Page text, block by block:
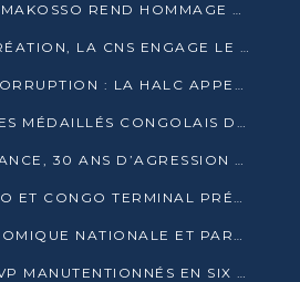
ANATOLE COLLINET MAKOSSO REND HOMMAGE À JEAN-PAUL PIGASSE
70 ANS APRÈS SA CRÉATION, LA CNS ENGAGE LE VIRAGE DE LA DIGITALISATION
LUTTE CONTRE LA CORRUPTION : LA HALC APPELLE À PASSER DES DISCOURS AUX ACTES
LA SNPC CÉLÈBRE LES MÉDAILLÉS CONGOLAIS DES OLYMPIADES PANAFRICAINES DE MATHÉMATIQUES 2026
66 ANS D’INDÉPENDANCE, 30 ANS D’AGRESSION RWANDAISE : 4 PRÉSIDENCES, UN ÉCHEC COLLECTIF
EMPLOI : AGL CONGO ET CONGO TERMINAL PRÉSÉLECTIONNENT PLUS DE 70 JEUNES À POINTE-NOIRE
INTELLIGENCE ÉCONOMIQUE NATIONALE ET PARTENARIATS INTERNATIONAUX : VERS UNE DOCTRINE SOUVERAINE DE SÉCURITÉ ÉCONOMIQUE
PRÈS DE 700 000 EVP MANUTENTIONNÉS EN SIX MOIS PAR CONGO TERMINAL